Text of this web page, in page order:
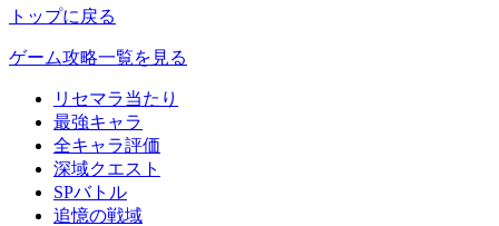
トップに戻る
ゲーム攻略一覧を見る
リセマラ当たり
最強キャラ
全キャラ評価
深域クエスト
SPバトル
追憶の戦域